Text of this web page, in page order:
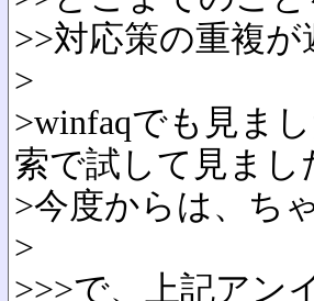
>>対応策の重複
>
>winfaqでも見ま
索で試して見まし
>今度からは、ち
>
>>>で、上記アン